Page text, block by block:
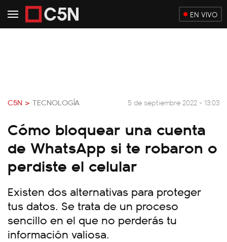
EN VIVO
C5N > TECNOLOGÍA 5 de septiembre 2022 - 13:03
Cómo bloquear una cuenta
de WhatsApp si te robaron o
perdiste el celular
Existen dos alternativas para proteger
tus datos. Se trata de un proceso
sencillo en el que no perderás tu
información valiosa.